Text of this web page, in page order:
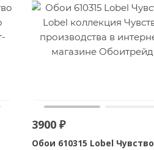
3900 ₽
Обои 610315 Lobel Чувство